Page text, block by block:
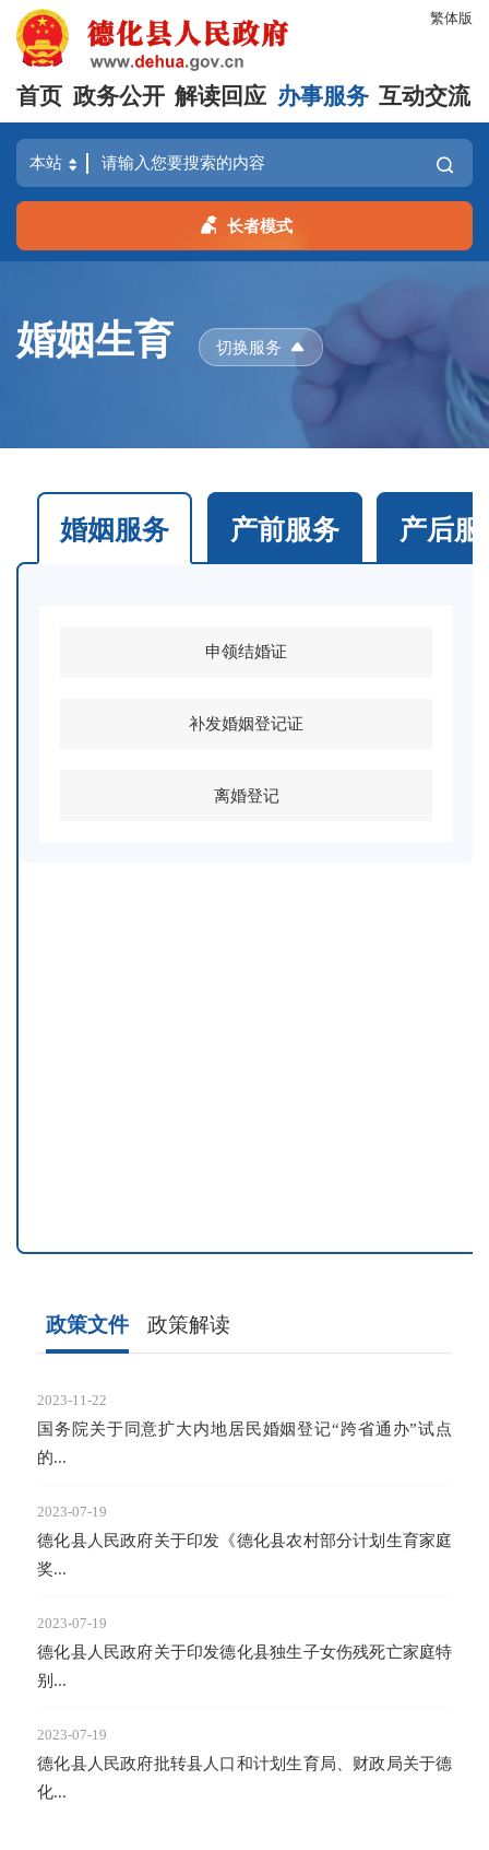
繁体版
首页 政务公开 解读回应 办事服务 互动交流
长者模式
婚姻生育 切换服务
婚姻服务 产前服务 产后服
申领结婚证
补发婚姻登记证
离婚登记
政策文件 政策解读
2023-11-22
国务院关于同意扩大内地居民婚姻登记“跨省通办”试点
的...
2023-07-19
德化县人民政府关于印发《德化县农村部分计划生育家庭
奖...
2023-07-19
德化县人民政府关于印发德化县独生子女伤残死亡家庭特
别...
2023-07-19
德化县人民政府批转县人口和计划生育局、财政局关于德
化...